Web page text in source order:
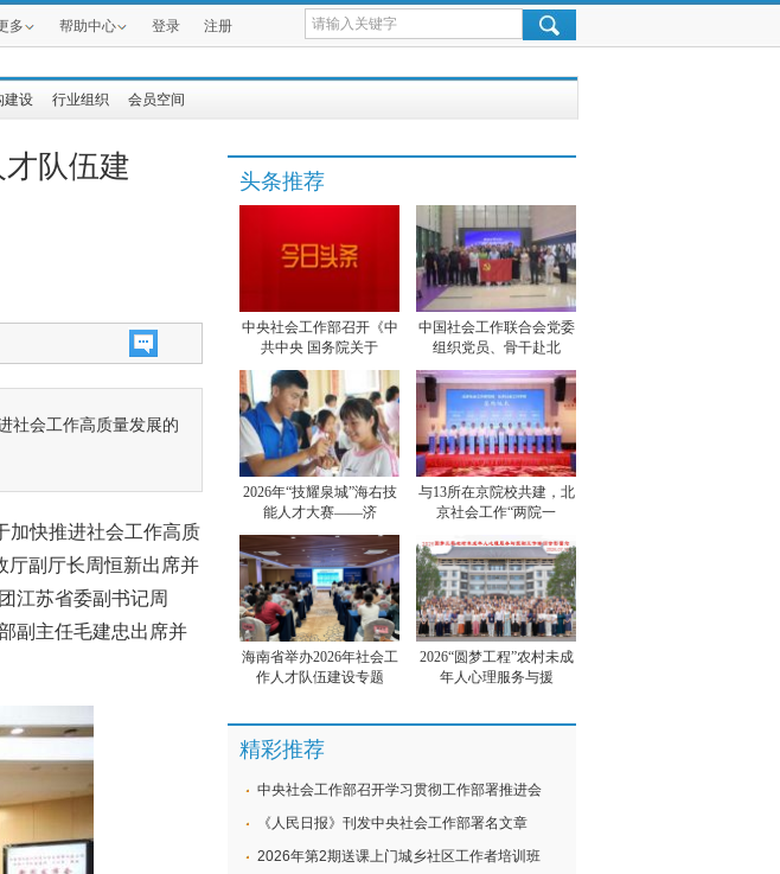
多 帮助中心 登录 注册
建设 行业组织 会员空间
队伍建
社会工作高质量发展的
加快推进社会工作高质
厅副厅长周恒新出席并
江苏省委副书记周
副主任毛建忠出席并
头条推荐
中央社会工作部召开《中
共中央 国务院关于
中国社会工作联合会党委
组织党员、骨干赴北
2026年“技耀泉城”海右技
能人才大赛——济
与13所在京院校共建，北
京社会工作“两院一
海南省举办2026年社会工
作人才队伍建设专题
2026“圆梦工程”农村未成
年人心理服务与援
精彩推荐
中央社会工作部召开学习贯彻工作部署推进会
《人民日报》刊发中央社会工作部署名文章
2026年第2期送课上门城乡社区工作者培训班